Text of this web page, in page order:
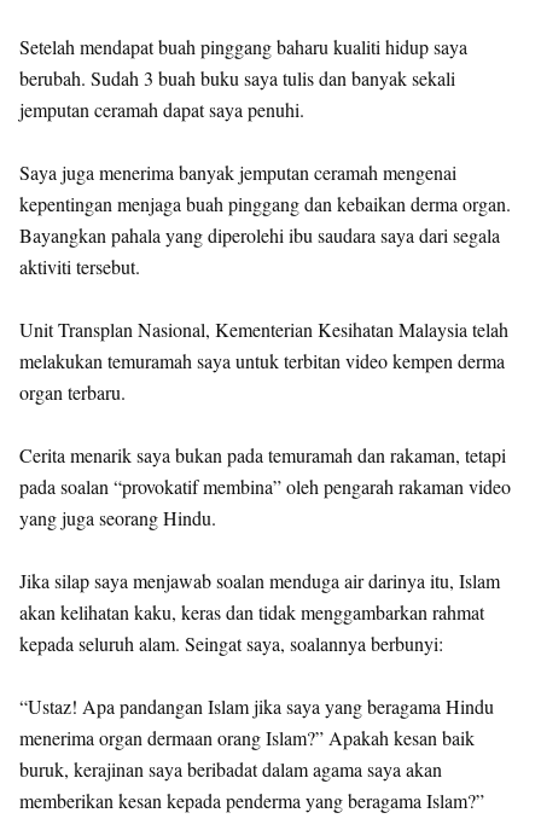
Setelah mendapat buah pinggang baharu kualiti hidup saya
berubah. Sudah 3 buah buku saya tulis dan banyak sekali
jemputan ceramah dapat saya penuhi.
Saya juga menerima banyak jemputan ceramah mengenai
kepentingan menjaga buah pinggang dan kebaikan derma organ.
Bayangkan pahala yang diperolehi ibu saudara saya dari segala
aktiviti tersebut.
Unit Transplan Nasional, Kementerian Kesihatan Malaysia telah
melakukan temuramah saya untuk terbitan video kempen derma
organ terbaru.
Cerita menarik saya bukan pada temuramah dan rakaman, tetapi
pada soalan “provokatif membina” oleh pengarah rakaman video
yang juga seorang Hindu.
Jika silap saya menjawab soalan menduga air darinya itu, Islam
akan kelihatan kaku, keras dan tidak menggambarkan rahmat
kepada seluruh alam. Seingat saya, soalannya berbunyi:
“Ustaz! Apa pandangan Islam jika saya yang beragama Hindu
menerima organ dermaan orang Islam?” Apakah kesan baik
buruk, kerajinan saya beribadat dalam agama saya akan
memberikan kesan kepada penderma yang beragama Islam?”